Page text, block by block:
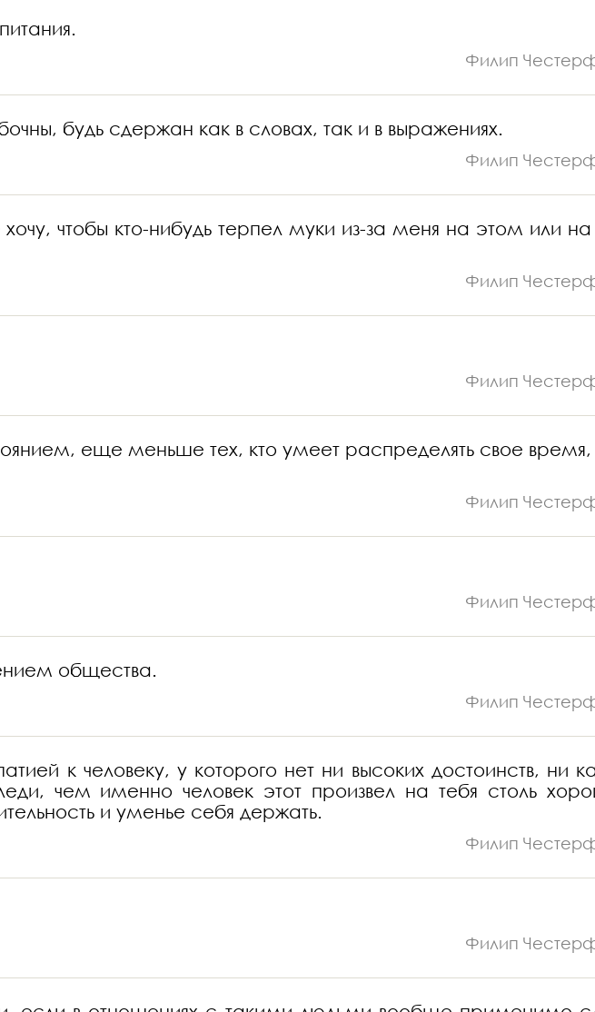
Филип
будь сдержан как в словах, так и в выражениях.
Филип
чтобы кто-нибудь терпел муки из-за меня на этом или
Филип
Филип
еще меньше тех, кто умеет распределять свое время,
Филип
Филип
общества.
Филип
к человеку, у которого нет ни высоких достоинств, ни
чем именно человек этот произвел на тебя столь
и уменье себя держать.
Филип
Филип